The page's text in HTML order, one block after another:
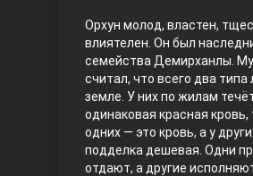
Правосyдие
Орхун молод, властен,
влиятелен. Он был
семейства Демирханлы.
считал, что всего два
земле. У них по жилам
одинаковая красная кровь,
одних — это кровь, а у
подделка дешевая. Одни
отдают, а другие